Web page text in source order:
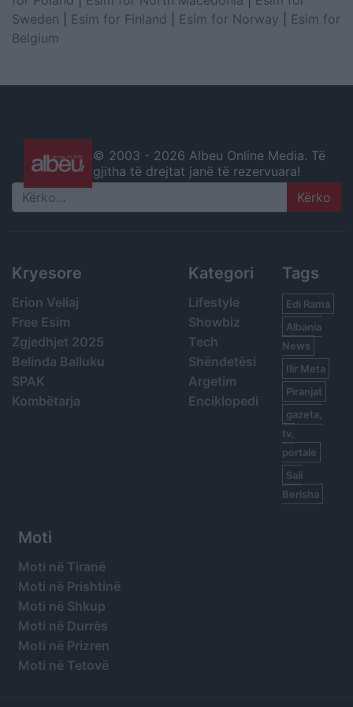
Sweden
Esim for Finland Esim for Norway
Esim for
Belgium
© 2003 - 2026 Albeu Online Media. Të
gjitha të drejtat janë të rezervuara!
Search
Kryesore
Erion Veliaj
Free Esim
Zgjedhjet 2025
Belinda Balluku
SPAK
Kombëtarja
Kategori
Lifestyle
Showbiz
Tech
Shëndetësi
Argetim
Enciklopedi
Tags
Edi Rama
Albania
News
Ilir Meta
Piranjat
gazeta,
tv,
portale
Sali
Berisha
Moti
Moti në Tiranë
Moti në Prishtinë
Moti në Shkup
Moti në Durrës
Moti në Prizren
Moti në Tetovë